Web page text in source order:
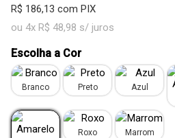
R$ 186,13 com PIX
ou 4x R$ 48,98 s/ juros
Escolha a Cor
Branco Preto
Azul
Roxo Marrom